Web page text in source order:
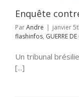
Enquête
ParAndre | janvier
flashinfos, GUERRE
Un tribunal
[...]